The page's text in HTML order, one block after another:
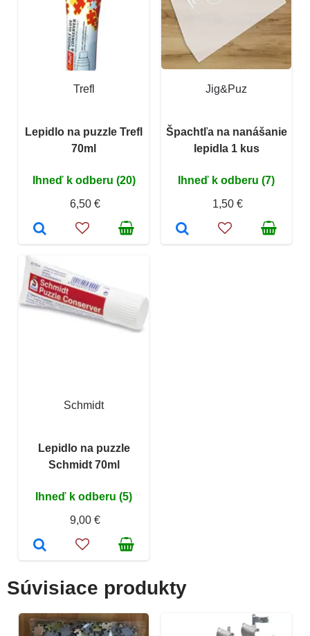
Trefl
Lepidlo na puzzle Trefl
70ml
Ihneď k odberu (20)
6,50 €
Jig&Puz
Špachtľa na nanášanie
lepidla 1 kus
Ihneď k odberu (7)
1,50 €
Schmidt
Lepidlo na puzzle
Schmidt 70ml
Ihneď k odberu (5)
9,00 €
Súvisiace produkty